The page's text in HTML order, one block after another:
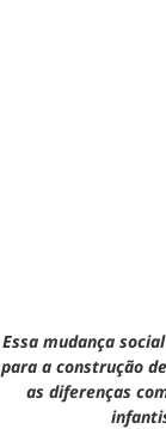
Essa mudança
para a construção
as diferenças